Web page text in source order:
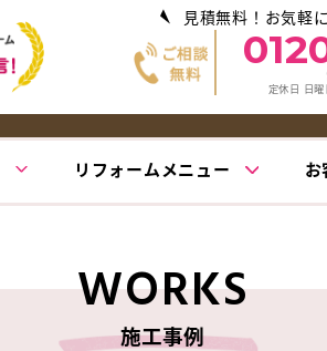
見積無料！お気軽
定休日 日
リフォームメニュー お
WORKS
施工事例